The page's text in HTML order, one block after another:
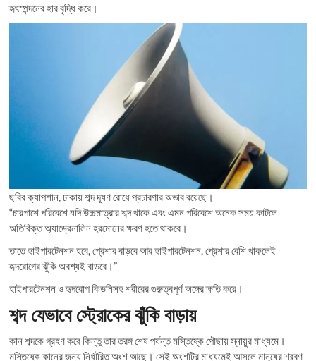
হৃৎস্পন্দনের হার বৃদ্ধি করে।
ছবির ক্যাপশান, ঢাকায় শব্দ দূষণ রোধে প্রচারণার অভাব রয়েছে।
“চারপাশে পরিবেশে যদি উচ্চমাত্রার শব্দ থাকে এবং এমন পরিবেশে অনেক সময় কাটলে
অতিরিক্ত অ্যাড্রেনালিন হরমোনের ক্ষরণ হতে থাকবে।
তাতে হাইপারটেনশন হবে, প্রেশার বাড়বে আর হাইপারটেনশন, প্রেশার বেশি থাকলেই
হৃদরোগের ঝুঁকি অবশ্যই বাড়বে।”
হাইপারটেনশন ও হৃদরোগ কিডনিসহ শরীরের গুরুত্বপূর্ণ অঙ্গের ক্ষতি করে।
শব্দ যেভাবে স্ট্রোকের ঝুঁকি বাড়ায়
কান শব্দকে গ্রহণ করে কিন্তু তার তরঙ্গ শেষ পর্যন্ত মস্তিষ্কে পৌছায় স্নায়ুর মাধ্যমে।
মস্তিষ্কে কানের জন্য নির্ধারিত অংশ আছে। সেই অংশটির মাধ্যমেই আসলে মানুষের শ্রবণ